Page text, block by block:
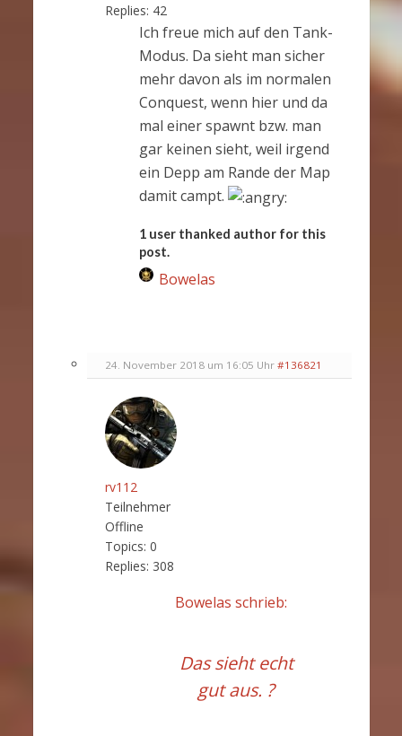
Replies: 42
Ich freue mich auf den Tank-
Modus. Da sieht man sicher
mehr davon als im normalen
Conquest, wenn hier und da
mal einer spawnt bzw. man
gar keinen sieht, weil irgend
ein Depp am Rande der Map
damit campt.
1 user thanked author for this
post.
Bowelas
24. November 2018 um 16:05 Uhr #136821
rv112
Teilnehmer
Offline
Topics: 0
Replies: 308
Bowelas schrieb:
Das sieht echt
gut aus. ?